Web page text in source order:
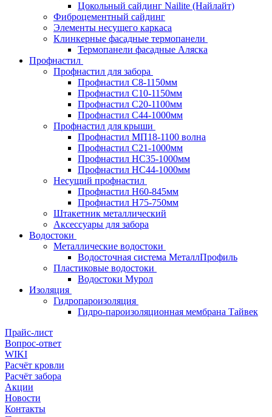
Цокольный сайдинг Nailite (Найлайт)
Фиброцементный сайдинг
Элементы несущего каркаса
Клинкерные фасадные термопанели
Термопанели фасадные Аляска
Профнастил
Профнастил для забора
Профнастил С8-1150мм
Профнастил С10-1150мм
Профнастил С20-1100мм
Профнастил С44-1000мм
Профнастил для крыши
Профнастил МП18-1100 волна
Профнастил С21-1000мм
Профнастил HC35-1000мм
Профнастил НС44-1000мм
Несущий профнастил
Профнастил Н60-845мм
Профнастил H75-750мм
Штакетник металлический
Аксессуары для забора
Водостоки
Металлические водостоки
Водосточная система МеталлПрофиль
Пластиковые водостоки
Водостоки Мурол
Изоляция
Гидропароизоляция
Гидро-пароизоляционная мембрана Тайвек
Прайс-лист
Вопрос-ответ
WIKI
Расчёт кровли
Расчёт забора
Акции
Новости
Контакты